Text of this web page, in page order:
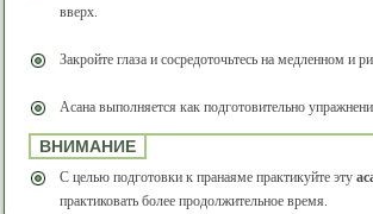
вверх.
Закройте глаза и сосредоточьтесь на медленном и
Асана выполняется как подготовительно
ВНИМАНИЕ
С целью подготовки к пранаяме практикуйте эту
практиковать более продолжительное время.